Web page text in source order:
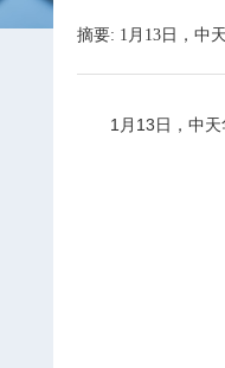
摘要: 1月13日，中
1 月13日，中